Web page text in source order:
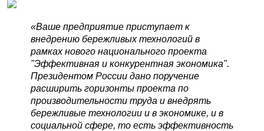
«Ваше предприятие приступает к
внедрению бережливых технологий в
рамках нового национального проекта
"Эффективная и конкурентная экономика".
Президентом России дано поручение
расширить горизонты проекта по
производительности труда и внедрять
бережливые технологии и в экономике, и в
социальной сфере, то есть эффективность